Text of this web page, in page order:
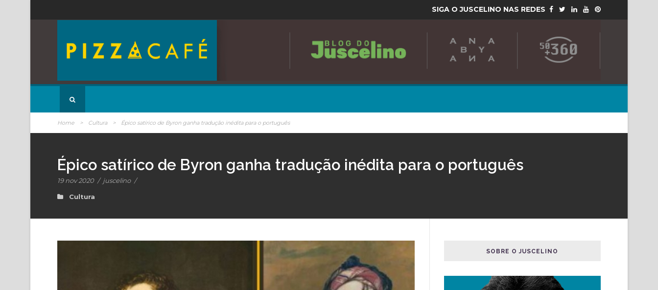
SIGA O JUSCELINO NAS REDES
Home > Cultura > Épico satírico de Byron ganha tradução inédita para o português
Épico satírico de Byron ganha tradução inédita para o português
19 nov 2020 / juscelino /
Cultura
SOBRE O JUSCELINO